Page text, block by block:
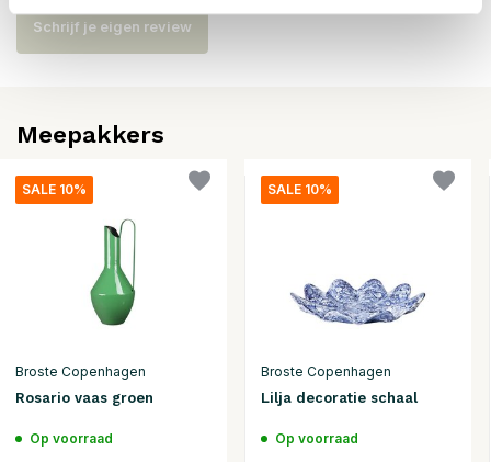
Schrijf je eigen review
Meepakkers
SALE 10%
Broste Copenhagen
Rosario vaas groen
Op voorraad
SALE 10%
Broste Copenhagen
Lilja decoratie schaal
Op voorraad